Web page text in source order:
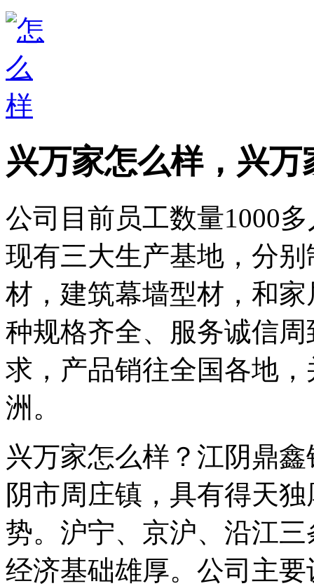
兴万家怎么样，兴
公司目前员工数量1000
现有三大生产基地，分
材，建筑幕墙型材，和
种规格齐全、服务诚信
求，产品销往全国各地
洲。
兴万家怎么样？江阴鼎
阴市周庄镇，具有得天
势。沪宁、京沪、沿江
经济基础雄厚。公司主